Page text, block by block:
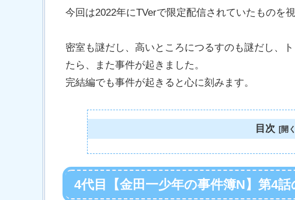
今回は2022年にTVerで限定配信されていたものを視
密室も謎だし、高いところにつるすのも謎だし、
たら、また事件が起きました。
完結編でも事件が起きると心に刻みます。
目次
4代目【金田一少年の事件簿N】第4